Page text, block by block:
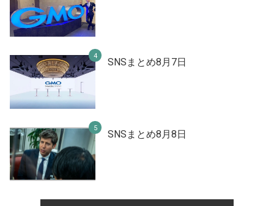
SNSまとめ8月7日
SNSまとめ8月8日